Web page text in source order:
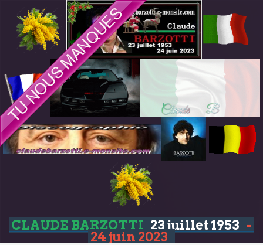
CLAUDE BARZOTTI 23 juillet 1953 -
24 juin 2023